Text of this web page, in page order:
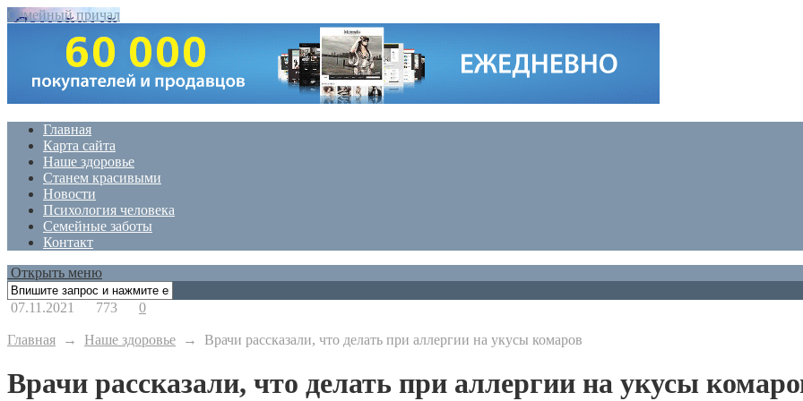
Семейный причал
Главная
Карта сайта
Наше здоровье
Станем красивыми
Новости
Психология человека
Семейные заботы
Контакт
Открыть меню
07.11.2021 773 0
Главная → Наше здоровье → Врачи рассказали, что делать при аллергии на укусы комаров
Врачи рассказали, что делать при аллергии на укусы